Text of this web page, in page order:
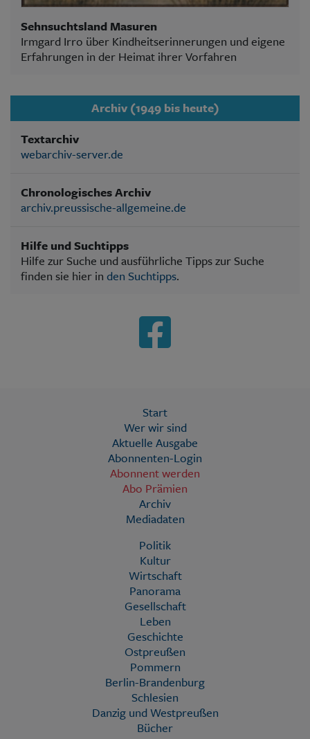
Sehnsuchtsland Masuren
Irmgard Irro über Kindheitserinnerungen und eigene
Erfahrungen in der Heimat ihrer Vorfahren
Archiv (1949 bis heute)
Textarchiv
webarchiv-server.de
Chronologisches Archiv
archiv.preussische-allgemeine.de
Hilfe und Suchtipps
Hilfe zur Suche und ausführliche Tipps zur Suche
finden sie hier in den Suchtipps.
Start
Wer wir sind
Aktuelle Ausgabe
Abonnenten-Login
Abonnent werden
Abo Prämien
Archiv
Mediadaten
Politik
Kultur
Wirtschaft
Panorama
Gesellschaft
Leben
Geschichte
Ostpreußen
Pommern
Berlin-Brandenburg
Schlesien
Danzig und Westpreußen
Bücher